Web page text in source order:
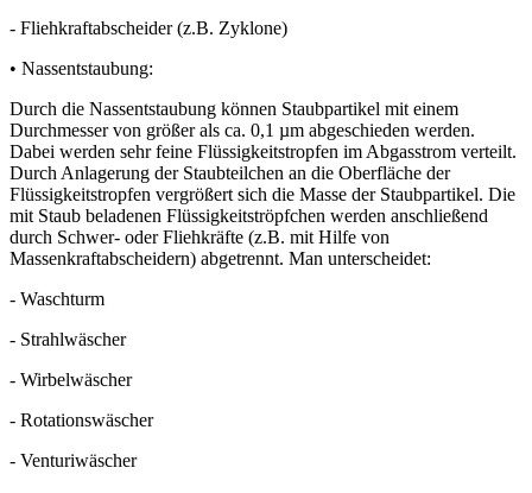
- Fliehkraftabscheider (z.B. Zyklone)
• Nassentstaubung:
Durch die Nassentstaubung können Staubpartikel mit einem
Durchmesser von größer als ca. 0,1 µm abgeschieden werden.
Dabei werden sehr feine Flüssigkeitstropfen im Abgasstrom verteilt.
Durch Anlagerung der Staubteilchen an die Oberfläche der
Flüssigkeitstropfen vergrößert sich die Masse der Staubpartikel. Die
mit Staub beladenen Flüssigkeitströpfchen werden anschließend
durch Schwer- oder Fliehkräfte (z.B. mit Hilfe von
Massenkraftabscheidern) abgetrennt. Man unterscheidet:
- Waschturm
- Strahlwäscher
- Wirbelwäscher
- Rotationswäscher
- Venturiwäscher